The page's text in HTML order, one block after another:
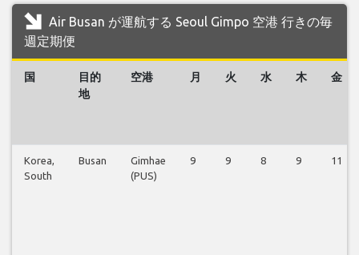
Air Busan が運航する Seoul Gimpo 空港 行きの毎
週定期便
国
目的
地
空港 月 火 水 木 金
Korea,
South
Busan
Gimhae
(PUS)
9 9 8 9 11